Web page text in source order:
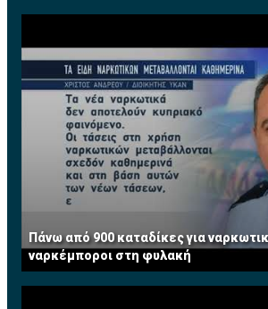
Μαλτέζος: Εκτός ελέγχου η
Πάνω από 900 καταδίκες για
ναρκέμποροι στη φυλακή